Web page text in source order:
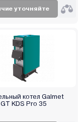
уточняйте
котел Galmet
KDS Pro 35